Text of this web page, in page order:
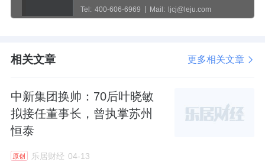
Tel: 400-606-6969 Mail: ljcj@leju.com
相关文章 更多相关文章
中新集团换帅：70后叶晓敏
拟接任董事长，曾执掌苏州
恒泰
原创 乐居财经 04-13